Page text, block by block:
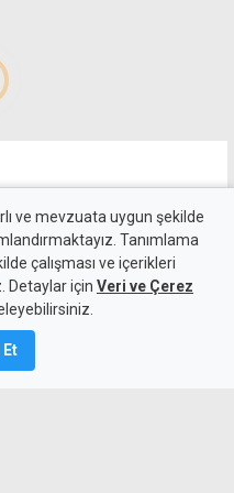
ve mevzuata uygun şekilde
Tanımlama
çalışması ve içerikleri
Detaylar için Veri ve Çerez
Et